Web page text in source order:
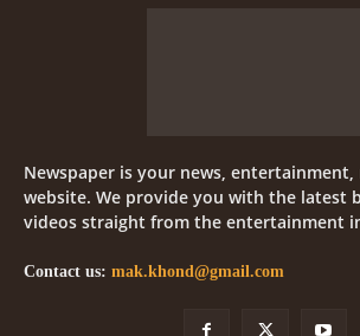
Newspaper is your news, entertainment,
website. We provide you with the latest
videos straight from the entertainment
Contact us: mak.khond@gmail.com